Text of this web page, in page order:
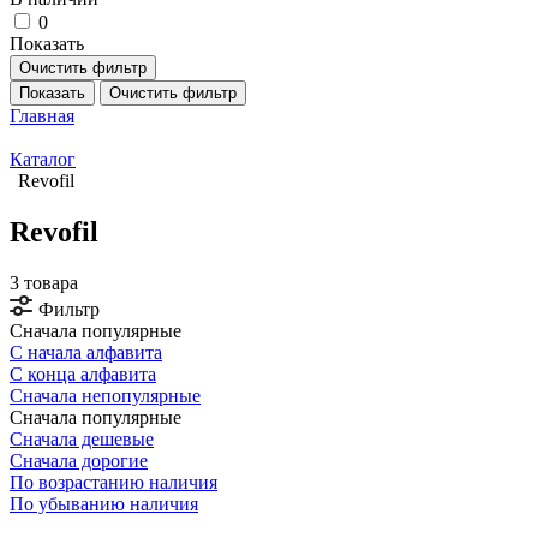
0
Показать
Очистить фильтр
Показать
Очистить фильтр
Главная
Каталог
Revofil
Revofil
3 товара
Фильтр
Сначала популярные
С начала алфавита
С конца алфавита
Сначала непопулярные
Сначала популярные
Сначала дешевые
Сначала дорогие
По возрастанию наличия
По убыванию наличия